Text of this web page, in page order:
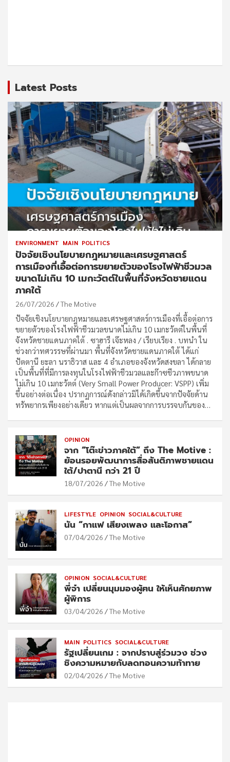
Latest Posts
ENVIRONMENT MAIN POLITICS
ปัจจัยเชิงนโยบายกฎหมายและเศรษฐศาสตร์
การเมืองที่เอื้อต่อการขยายตัวของโรงไฟฟ้าชีวมวล
ขนาดไม่เกิน 10 เมกะวัตต์ในพื้นที่จังหวัดชายแดน
ภาคใต้
26/07/2026 The Motive
ปัจจัยเชิงนโยบายกฎหมายและเศรษฐศาสตร์การเมืองที่เอื้อต่อการ
ขยายตัวของโรงไฟฟ้าชีวมวลขนาดไม่เกิน 10 เมกะวัตต์ในพื้นที่
จังหวัดชายแดนภาคใต้ . ซาฮารี เจ๊ะหลง / เรียบเรียง . บทนำ ใน
ช่วงกว่าทศวรรษที่ผ่านมา พื้นที่จังหวัดชายแดนภาคใต้ ได้แก่
ปัตตานี ยะลา นราธิวาส และ 4 อำเภอของจังหวัดสงขลา ได้กลาย
เป็นพื้นที่ที่มีการลงทุนในโรงไฟฟ้าชีวมวลและก๊าซชีวภาพขนาด
ไม่เกิน 10 เมกะวัตต์ (Very Small Power Producer: VSPP) เพิ่ม
ขึ้นอย่างต่อเนื่อง ปรากฏการณ์ดังกล่าวมิได้เกิดขึ้นจากปัจจัยด้าน
ทรัพยากรเพียงอย่างเดียว หากแต่เป็นผลจากการบรรจบกันของ…
OPINION
จาก “โต๊ะข่าวภาคใต้” ถึง The Motive :
ย้อนรอยพัฒนาการสื่อสันติภาพชายแดน
ใต้/ปาตานี กว่า 21 ปี
18/07/2026 The Motive
LIFESTYLE OPINION SOCIAL&CULTURE
นัน “กาแฟ เสียงเพลง และโอกาส”
07/04/2026 The Motive
OPINION SOCIAL&CULTURE
พี่จ๋า เปลี่ยนมุมมองผู้ฅน ให้เห็นศักยภาพ
ผู้พิการ
03/04/2026 The Motive
MAIN POLITICS SOCIAL&CULTURE
รัฐเปลี่ยนเกม : จากปราบสู่ร่วมวง ช่วง
ชิงความหมายกับลดทอนความท้าทาย
02/04/2026 The Motive